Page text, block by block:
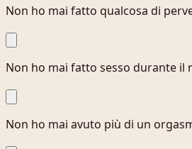
Non ho mai fatto qualcosa di
Non ho mai fatto sesso durante il
Non ho mai avuto più di un